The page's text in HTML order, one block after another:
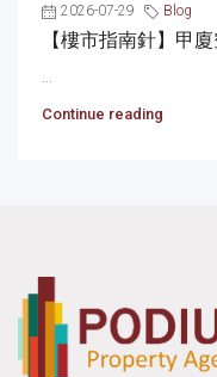
2026-07-29 Blog
【樓市指南針】甲
...
Continue reading